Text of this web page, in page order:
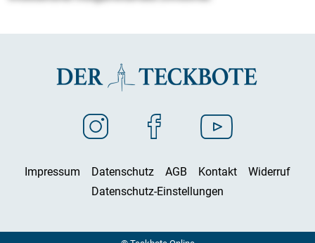
Impressum Datenschutz AGB Kontakt
Widerruf
Datenschutz-Einstellungen